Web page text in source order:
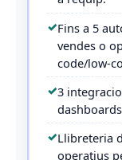
Fins a 5
vendes o
code/low-
3
Llibreteria
operatius